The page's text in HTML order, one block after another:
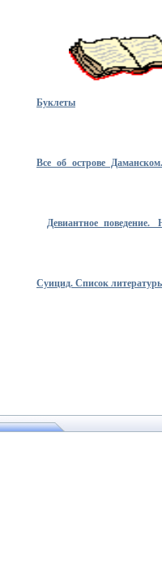
Буклеты
Все об острове
Девиантное
Суицид. Список